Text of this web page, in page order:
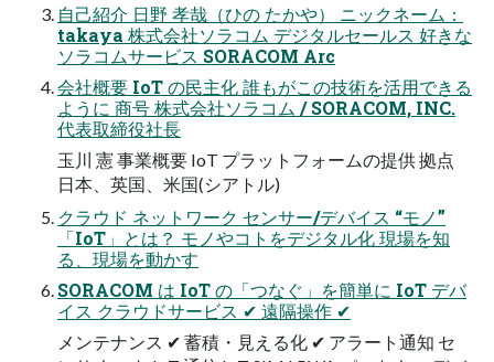
自己紹介 日野 孝哉（ひの たかや） ニックネーム：
takaya 株式会社ソラコム デジタルセールス 好きな
ソラコムサービス SORACOM Arc
会社概要 IoT の民主化 誰もがこの技術を活用できる
ように 商号 株式会社ソラコム / SORACOM, INC.
代表取締役社長
玉川 憲 事業概要 IoT プラットフォームの提供 拠点
日本、英国、米国(シアトル)
クラウド ネットワーク センサー/デバイス “モノ”
「IoT」とは？ モノやコトをデジタル化 現場を知
る、現場を動かす
SORACOM は IoT の「つなぐ」を簡単に IoT デバ
イス クラウドサービス ✔ 遠隔操作 ✔
メンテナンス ✔ 蓄積・見える化 ✔ アラート通知 セ